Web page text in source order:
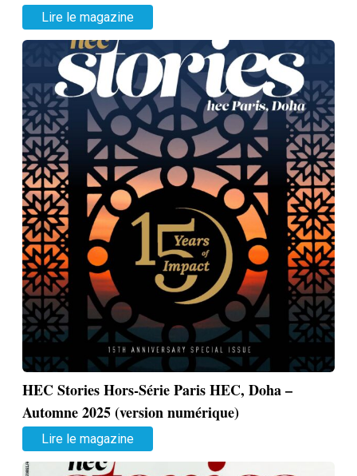
Lire le magazine
HEC Stories Hors-Série Paris HEC, Doha –
Automne 2025 (version numérique)
Lire le magazine